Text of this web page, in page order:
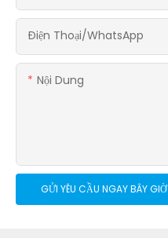
Điện Thoại/WhatsApp
Nội Dung
GỬI YÊU CẦU NGAY BÂY GIỜ